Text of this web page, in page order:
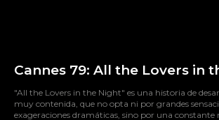
Cannes 79: All the Lovers in
"All the Lovers in the Night" es una historia de
muy contenida, que no opta ni por grandes
exageraciones dramáticas, sino por una constante